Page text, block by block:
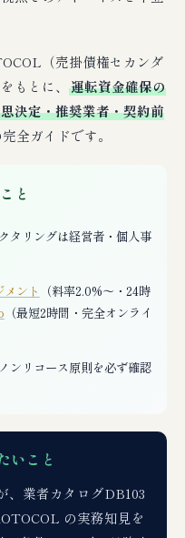
（売掛債権セカンダ
もとに、
運転資金確保の
決定・推奨業者・契約前
全ガイドです。
と
タリングは経営者・個人事
ント
（料率2.0%〜・24時
（最短2時間・完全オンライ
ンリコース原則を必ず確認
いこと
、業者カタログDB103
の実務知見を